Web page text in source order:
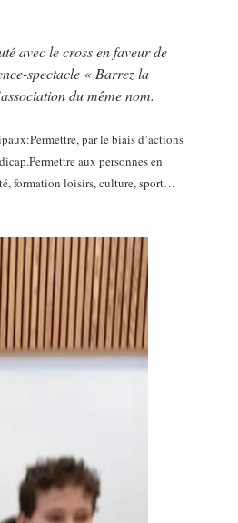
avec le cross en faveur de
spectacle « Barrez la
du même nom.
par le biais d’actions
aux personnes en
formation loisirs, culture, sport…